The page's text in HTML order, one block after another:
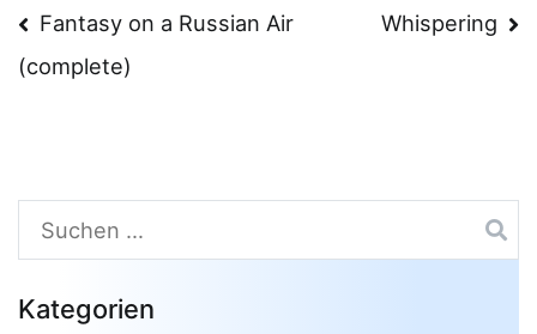
Beitragsnavigation
Fantasy on a Russian Air
(complete)
Whispering
Suchen
nach:
Kategorien